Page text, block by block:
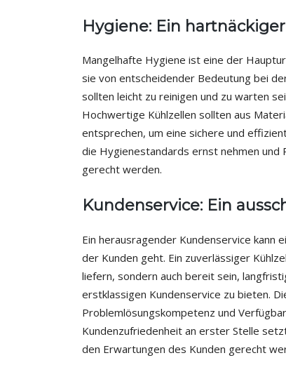
Hygiene: Ein
Mangelhafte Hygiene ist eine der
sie von entscheidender Bedeutung bei
sollten leicht zu reinigen und zu warten
Hochwertige Kühlzellen sollten aus
entsprechen, um eine sichere und
die Hygienestandards ernst nehmen
gerecht werden.
Kundenservice: Ein
Ein herausragender Kundenservice kann
der Kunden geht. Ein zuverlässiger
liefern, sondern auch bereit sein,
erstklassigen Kundenservice zu bieten.
Problemlösungskompetenz und
Kundenzufriedenheit an erster Stelle
den Erwartungen des Kunden gerecht